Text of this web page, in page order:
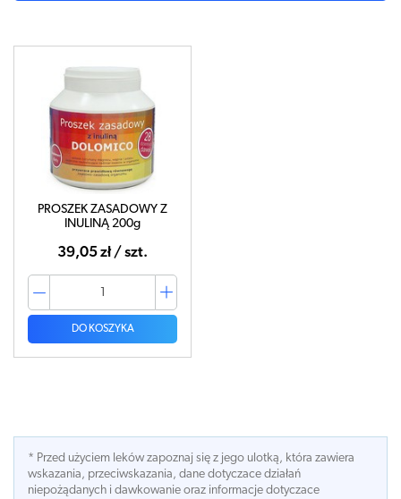
PROSZEK ZASADOWY Z
INULINĄ 200g
39,05 zł / szt.
DO KOSZYKA
* Przed użyciem leków zapoznaj się z jego ulotką, która zawiera
wskazania, przeciwskazania, dane dotyczace działań
niepożądanych i dawkowanie oraz informacje dotyczace